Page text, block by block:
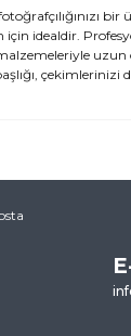
bir
için idealdir.
uzun
çekimlerinizi